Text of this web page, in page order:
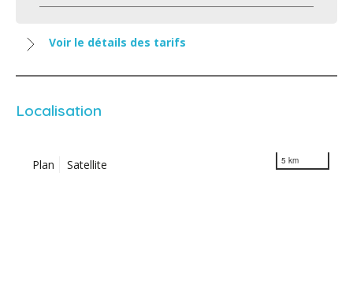
Voir le détails des tarifs
Localisation
Plan Satellite 5 km